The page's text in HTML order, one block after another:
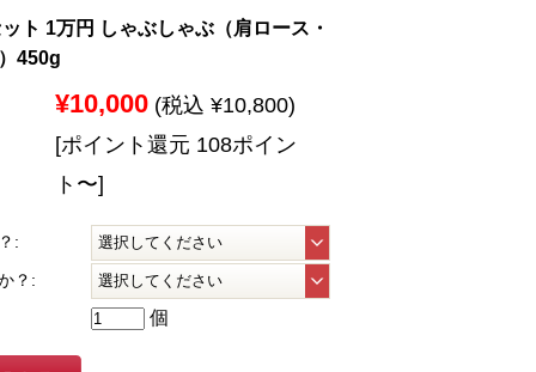
ト 1万円 しゃぶしゃぶ（肩ロース・
450g
¥10,000 (税込 ¥10,800)
[ポイント還元 108ポイン
ト〜]
:
？:
個